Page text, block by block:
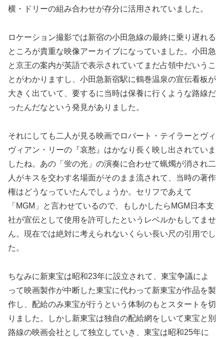
横・ドリーの組み合わせが存分に活用されていました。
ロケーション撮影では新宿の小田急線の最終に乗り遅れる
ところが貴重な映像アーカイブになっていました。小田急
と京王の案内が英語で表示されていてまだ占領中だいうこ
とがわかりますし、小田急新宿駅に鶴巻温泉の宣伝看板が
大きく出ていて、要するに当時は保養に行くような路線だ
ったんだなという発見がありました。
それにしても二人が見る映画でロバート・テイラーとヴィ
ヴィアン・リーの『哀愁』はかなり長く映し出されていま
したね。あの「蛍の光」の演奏に合わせて蝋燭が消され二
人がキスを交わす名場面がそのまま流されて、当時の著作
権はどうなっていたんでしょうか。セリフであえて
「MGM」と言わせているので、もしかしたらMGM日本支
社が宣伝として使用を許可したというレベルかもしてませ
ん。現在では絶対に考えられないくらい長い尺の引用でし
た。
ちなみに新東宝は昭和23年に設立されて、東宝争議によ
って映画製作が中断した東宝に代わって新東宝が作品を製
作し、配給のみ東宝が行うという体制のもとスタートを切
りました。しかし新東宝は独自の配給網をしいて東宝と別
路線の映画会社として独立していき、東宝は昭和25年に